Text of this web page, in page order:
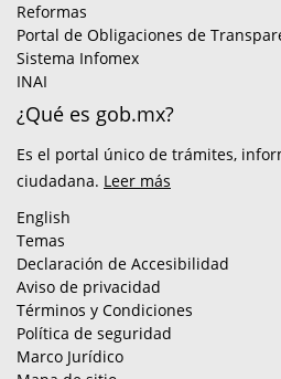
Reformas
Portal de Obligaciones de
Sistema Infomex
INAI
¿Qué es gob.mx?
Es el portal único de trámites,
ciudadana. Leer más
English
Temas
Declaración de Accesibilidad
Aviso de privacidad
Términos y Condiciones
Política de seguridad
Marco Jurídico